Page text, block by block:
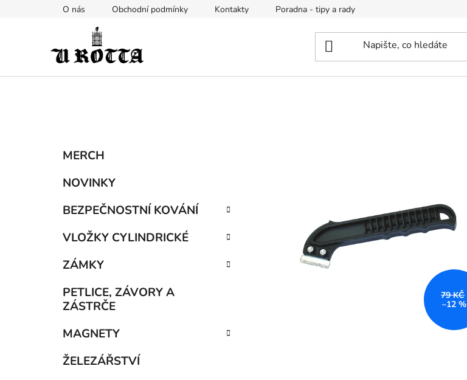
O nás Obchodní podmínky Kontakty Poradna - tipy a rady
Přeskočit
kategorie
MERCH
NOVINKY
BEZPEČNOSTNÍ KOVÁNÍ
VLOŽKY CYLINDRICKÉ
ZÁMKY
PETLICE, ZÁVORY A
ZÁSTRČE
MAGNETY
ŽELEZÁŘSTVÍ
79 KČ
–12 %